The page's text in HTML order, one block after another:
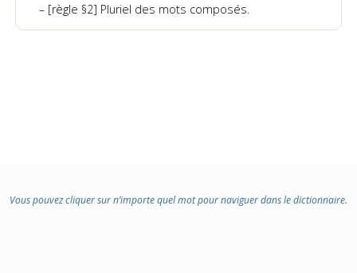
[règle §2] Pluriel des mots composés.
Vous pouvez cliquer sur n’importe quel mot pour naviguer dans le dictionnaire.